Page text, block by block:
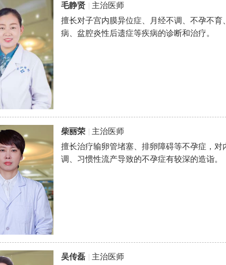
毛静贤 | 主治医师
擅长对子宫内膜异位症、月经不调、不孕不育
病、盆腔炎性后遗症等疾病的诊断和治疗。
柴丽荣 | 主治医师
擅长治疗输卵管堵塞、排卵障碍等不孕症，对
调、习惯性流产导致的不孕症有较深的造诣。
吴传磊 | 主治医师